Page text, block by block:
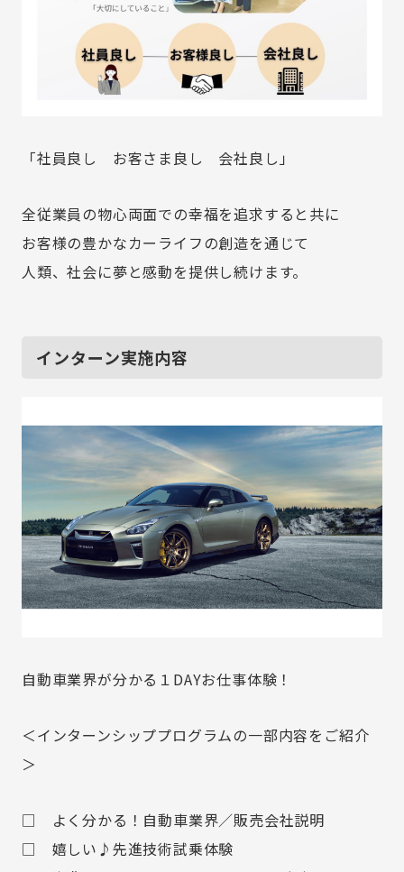
「社員良し お客さま良し 会社良し」
全従業員の物心両面での幸福を追求すると共に
お客様の豊かなカーライフの創造を通じて
人類、社会に夢と感動を提供し続けます。
インターン実施内容
自動車業界が分かる１DAYお仕事体験！
＜インターンシッププログラムの一部内容をご紹介
＞
□ よく分かる！自動車業界／販売会社説明
□ 嬉しい♪先進技術試乗体験